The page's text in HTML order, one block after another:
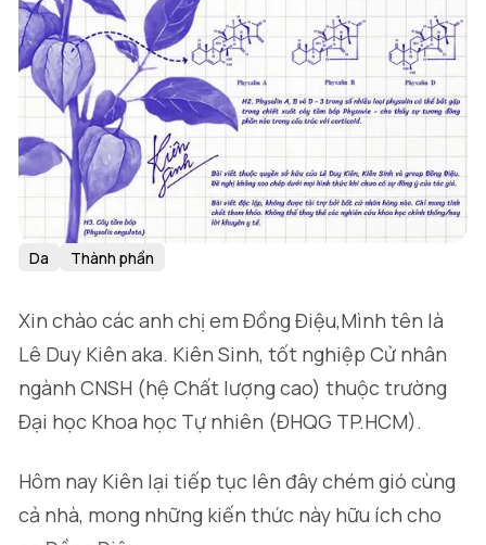
Da Thành phần
Xin chào các anh chị em Đồng Điệu,Mình tên là
Lê Duy Kiên aka. Kiên Sinh, tốt nghiệp Cử nhân
ngành CNSH (hệ Chất lượng cao) thuộc trường
Đại học Khoa học Tự nhiên (ĐHQG TP.HCM).
Hôm nay Kiên lại tiếp tục lên đây chém gió cùng
cả nhà, mong những kiến thức này hữu ích cho